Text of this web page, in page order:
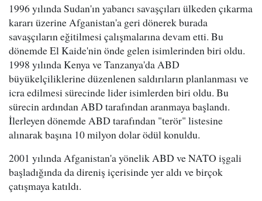
1996 yılında Sudan'ın yabancı savaşçıları ülkeden çıkarma
kararı üzerine Afganistan'a geri dönerek burada
savaşçıların eğitilmesi çalışmalarına devam etti. Bu
dönemde El Kaide'nin önde gelen isimlerinden biri oldu.
1998 yılında Kenya ve Tanzanya'da ABD
büyükelçiliklerine düzenlenen saldırıların planlanması ve
icra edilmesi sürecinde lider isimlerden biri oldu. Bu
sürecin ardından ABD tarafından aranmaya başlandı.
İlerleyen dönemde ABD tarafından "terör" listesine
alınarak başına 10 milyon dolar ödül konuldu.
2001 yılında Afganistan'a yönelik ABD ve NATO işgali
başladığında da direniş içerisinde yer aldı ve birçok
çatışmaya katıldı.